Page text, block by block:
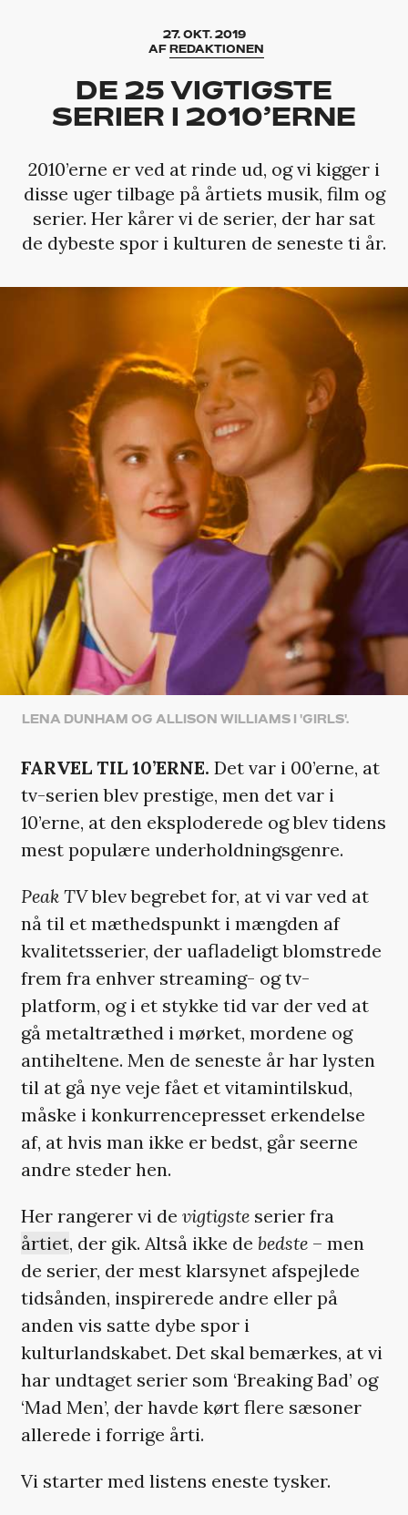
27. OKT. 2019
AF REDAKTIONEN
DE 25 VIGTIGSTE
SERIER I 2010’ERNE
2010’erne er ved at rinde ud, og vi kigger i
disse uger tilbage på årtiets musik, film og
serier. Her kårer vi de serier, der har sat
de dybeste spor i kulturen de seneste ti år.
LENA DUNHAM OG ALLISON WILLIAMS I 'GIRLS'.
FARVEL TIL 10’ERNE. Det var i 00’erne, at
tv-serien blev prestige, men det var i
10’erne, at den eksploderede og blev tidens
mest populære underholdningsgenre.
Peak TVblev begrebet for, at vi var ved at
nå til et mæthedspunkt i mængden af
kvalitetsserier, der uafladeligt blomstrede
frem fra enhver streaming- og tv-
platform, og i et stykke tid var der ved at
gå metaltræthed i mørket, mordene og
antiheltene. Men de seneste år har lysten
til at gå nye veje fået et vitamintilskud,
måske i konkurrencepresset erkendelse
af, at hvis man ikke er bedst, går seerne
andre steder hen.
Her rangerer vi de vigtigsteserier fra
årtiet, der gik. Altså ikke de bedste– men
de serier, der mest klarsynet afspejlede
tidsånden, inspirerede andre eller på
anden vis satte dybe spor i
kulturlandskabet. Det skal bemærkes, at vi
har undtaget serier som ‘Breaking Bad’ og
‘Mad Men’, der havde kørt flere sæsoner
allerede i forrige årti.
Vi starter med listens eneste tysker.